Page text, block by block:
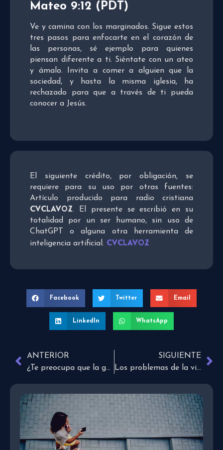
Mateo 9:12 (PDT)
Ve y camina con los marginados. Sigue estos
tres pasos para enfocarte en el corazón de
las personas, sé ejemplo para quienes
piensan diferente a ti. Siéntate con un ateo
y ámalo. Invita a comer a alguien que la
sociedad, y hasta la misma iglesia, ha
rechazado para que a través de ti pueda
conocer a Jesús.
El siguiente crédito, por obligación, se
requiere para su uso por otras fuentes:
Artículo producido para radio cristiana
CVCLAVOZ. El presente se escribió en su
totalidad por un ser humano, sin uso de
ChatGPT o alguna otra herramienta de
inteligencia artificial. CVCLAVOZ
Facebook Twitter Email
LinkedIn WhatsApp
ANTERIOR
¿Te preocupa que la gente te quiera?
SIGUIENTE
Los problemas de la vida abundante